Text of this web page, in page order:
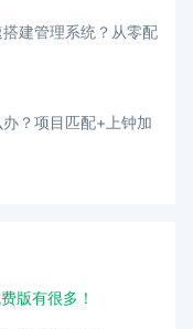
建管理系统？从零配
？项目匹配+上钟加
版有很多！